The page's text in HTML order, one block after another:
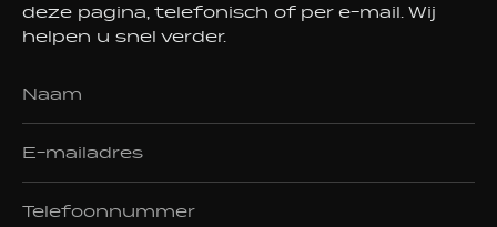
deze pagina, telefonisch of per e-mail. Wij
helpen u snel verder.